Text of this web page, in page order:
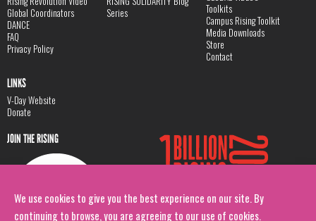
We use cookies to give you the best experience on our site. By
continuing to browse, you are agreeing to our use of cookies.
Global Coordinators
DANCE
FAQ
Privacy Policy
Series
Toolkits
Campus Rising Toolkit
Media Downloads
Store
Contact
LINKS
V-Day Website
Donate
JOIN THE RISING